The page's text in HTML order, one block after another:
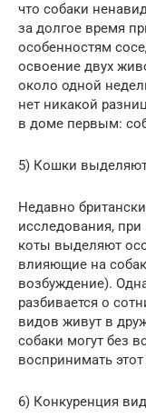
что собаки
за долгое время
особенностям
освоение двух
около одной
нет никакой
в доме первым:
5) Кошки
Недавно
исследования,
коты выделяют
влияющие на
возбуждение).
разбивается о
видов живут в
собаки могут без
воспринимать
6) Конкуренция